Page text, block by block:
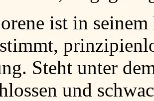
ist in
Steht unter
und